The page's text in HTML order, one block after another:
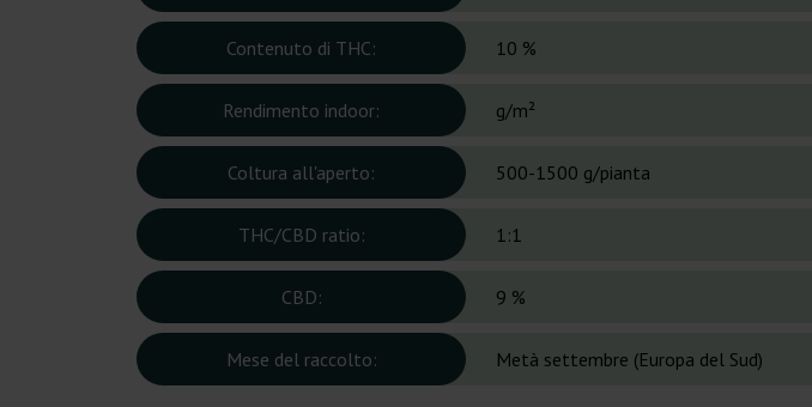
Contenuto di THC: 10 %
Rendimento indoor: g/m²
Coltura all'aperto: 500-1500 g/pianta
THC/CBD ratio: 1:1
CBD: 9 %
Mese del raccolto: Metà settembre (Europa del Sud)